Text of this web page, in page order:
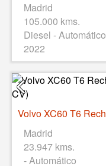
Madrid
105.000 kms.
Diesel - Automático
2022
Madrid
23.947 kms.
- Automático